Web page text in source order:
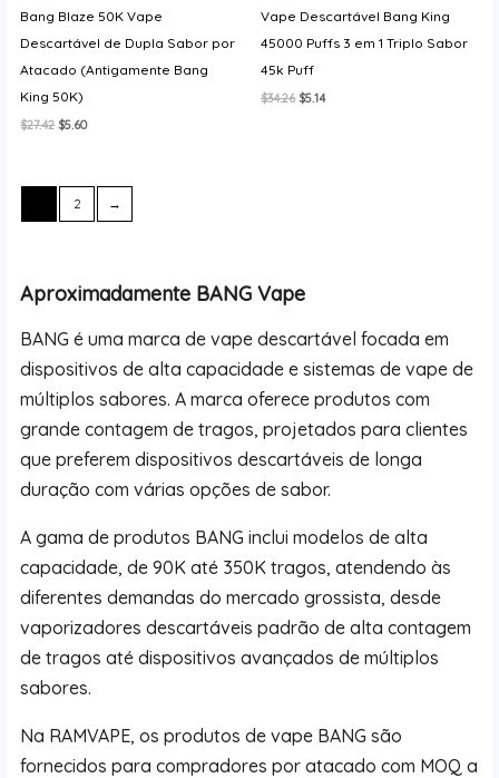
Bang Blaze 50K Vape
Descartável de Dupla Sabor por
Atacado (Antigamente Bang
King 50K)
$27.42O
$27.42.
$5.60O
$5.60.
Vape Descartável Bang King
45000 Puffs 3 em 1 Triplo Sabor
45k Puff
$34.26 O
$5.14O
2 →
Aproximadamente BANG Vape
BANG é uma marca de vape descartável focada em
dispositivos de alta capacidade e sistemas de vape de
múltiplos sabores. A marca oferece produtos com
grande contagem de tragos, projetados para clientes
que preferem dispositivos descartáveis de longa
duração com várias opções de sabor.
A gama de produtos BANG inclui modelos de alta
capacidade, de 90K até 350K tragos, atendendo às
diferentes demandas do mercado grossista, desde
vaporizadores descartáveis padrão de alta contagem
de tragos até dispositivos avançados de múltiplos
sabores.
Na RAMVAPE, os produtos de vape BANG são
fornecidos para compradores por atacado com MOQ a